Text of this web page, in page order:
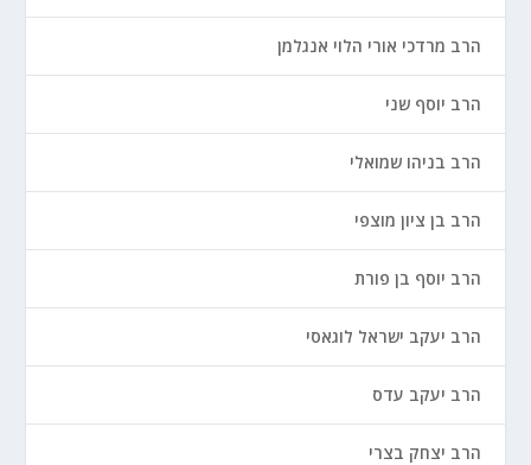
הרב מרדכי אורי הלוי אנגלמן
הרב יוסף שני
הרב בניהו שמואלי
הרב בן ציון מוצפי
הרב יוסף בן פורת
הרב יעקב ישראל לוגאסי
הרב יעקב עדס
הרב יצחק בצרי